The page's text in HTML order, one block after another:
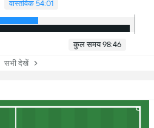
वास्तविक 54:01
कुल समय 98:46
सभी देखें